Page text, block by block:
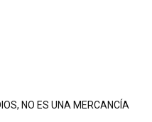
NO ES UNA MERCANCÍA